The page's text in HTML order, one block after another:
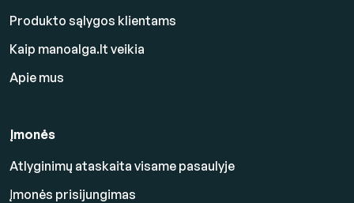
Produkto sąlygos klientams
Kaip manoalga.lt veikia
Apie mus
Įmonės
Atlyginimų ataskaita visame pasaulyje
Įmonės prisijungimas